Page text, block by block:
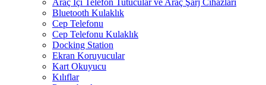
Araç İçi Telefon Tutucular ve Araç Şarj Cihazları
Bluetooth Kulaklık
Cep Telefonu
Cep Telefonu Kulaklık
Docking Station
Ekran Koruyucular
Kart Okuyucu
Kılıflar